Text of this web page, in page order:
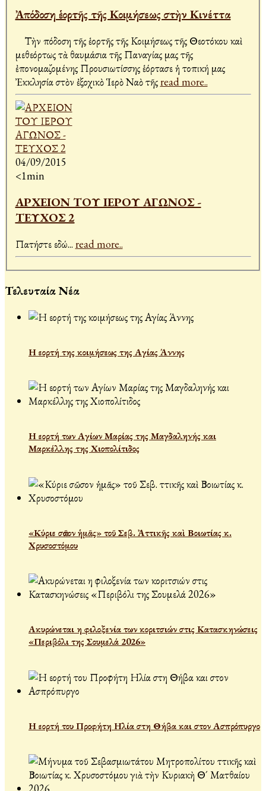
Ἀπόδοση ἑορτῆς τῆς Κοιμήσεως στὴν Κινέττα
Τὴν Ἀπόδοση τῆς ἑορτῆς τῆς Κοιμήσεως τῆς Θεοτόκου καὶ
μεθεόρτως τὰ θαυμάσια τῆς Παναγίας μας τῆς
ἐπονομαζομένης Προυσιωτίσσης ἑόρτασε ἡ τοπική μας
Ἐκκλησία στὸν ἐξοχικὸ Ἱερὸ Ναὸ τῆςread more..
04/09/2015
<1min
ΑΡΧΕΙΟΝ ΤΟΥ ΙΕΡΟΥ ΑΓΩΝΟΣ -
ΤΕΥΧΟΣ 2
Πατήστε εδώ... read more..
Τελευταία Νέα
Η εορτή της κοιμήσεως της Αγίας Άννης
Η εορτή των Αγίων Μαρίας της Μαγδαληνής και
Μαρκέλλης της Χιοπολίτιδος
«Κύριε σῶσον ἡμᾶς» τοῦ Σεβ. Ἀττικῆς καὶ Βοιωτίας κ.
Χρυσοστόμου
Ακυρώνεται η φιλοξενία των κοριτσιών στις Κατασκηνώσεις
«Περιβόλι της Σουμελά 2026»
Η εορτή του Προφήτη Ηλία στη Θήβα και στον Ασπρόπυργο